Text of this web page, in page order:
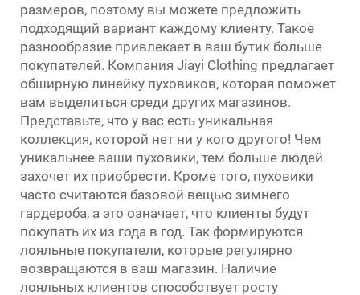
размеров, поэтому вы можете предложить
подходящий вариант каждому клиенту. Такое
разнообразие привлекает в ваш бутик больше
покупателей. Компания Jiayi Clothing предлагает
обширную линейку пуховиков, которая поможет
вам выделиться среди других магазинов.
Представьте, что у вас есть уникальная
коллекция, которой нет ни у кого другого! Чем
уникальнее ваши пуховики, тем больше людей
захочет их приобрести. Кроме того, пуховики
часто считаются базовой вещью зимнего
гардероба, а это означает, что клиенты будут
покупать их из года в год. Так формируются
лояльные покупатели, которые регулярно
возвращаются в ваш магазин. Наличие
лояльных клиентов способствует росту